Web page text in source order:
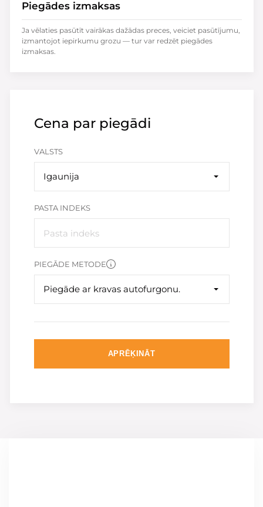
Cena par piegādi
VALSTS
Igaunija
PASTA INDEKS
PIEGĀDE METODE
Piegāde ar kravas autofurgonu.
APRĒĶINĀT
Piegādes izmaksas
Ja vēlaties pasūtīt vairākas dažādas preces, veiciet pasūtījumu,
izmantojot iepirkumu grozu — tur var redzēt piegādes
izmaksas.